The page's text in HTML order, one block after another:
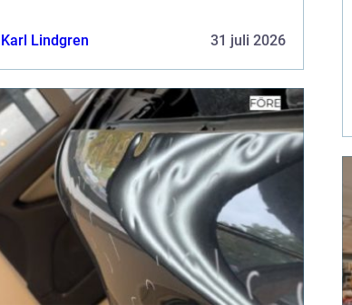
Karl Lindgren
31 juli 2026